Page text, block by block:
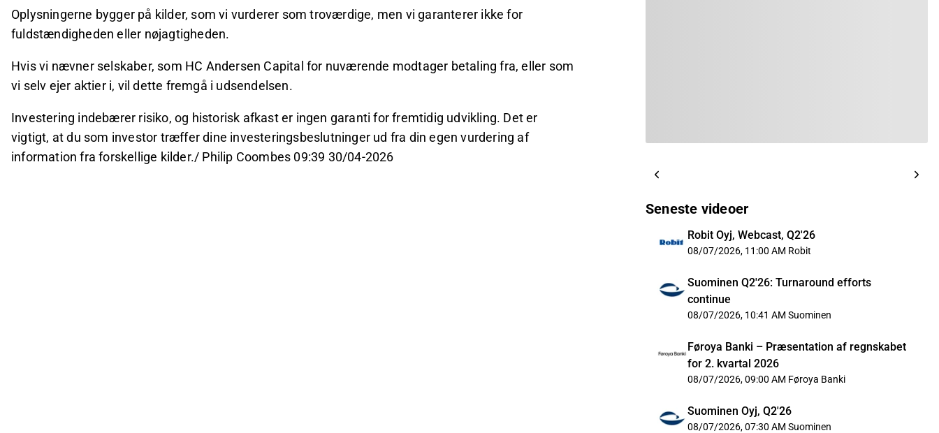
Oplysningerne bygger på kilder, som vi vurderer som troværdige, men vi garanterer ikke for
fuldstændigheden eller nøjagtigheden.
Hvis vi nævner selskaber, som HC Andersen Capital for nuværende modtager betaling fra, eller som
vi selv ejer aktier i, vil dette fremgå i udsendelsen.
Investering indebærer risiko, og historisk afkast er ingen garanti for fremtidig udvikling. Det er
vigtigt, at du som investor træffer dine investeringsbeslutninger ud fra din egen vurdering af
information fra forskellige kilder./ Philip Coombes 09:39 30/04-2026
Seneste videoer
Robit Oyj, Webcast, Q2'26
08/07/2026, 11:00 AM Robit
Suominen Q2'26: Turnaround efforts
continue
08/07/2026, 10:41 AM Suominen
Føroya Banki – Præsentation af regnskabet
for 2. kvartal 2026
08/07/2026, 09:00 AM Føroya Banki
Suominen Oyj, Q2'26
08/07/2026, 07:30 AM Suominen